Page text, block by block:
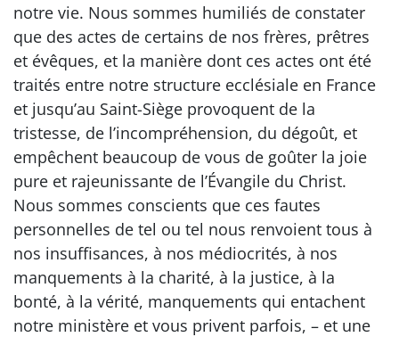
notre vie. Nous sommes humiliés de constater
que des actes de certains de nos frères, prêtres
et évêques, et la manière dont ces actes ont été
traités entre notre structure ecclésiale en France
et jusqu’au Saint-Siège provoquent de la
tristesse, de l’incompréhension, du dégoût, et
empêchent beaucoup de vous de goûter la joie
pure et rajeunissante de l’Évangile du Christ.
Nous sommes conscients que ces fautes
personnelles de tel ou tel nous renvoient tous à
nos insuffisances, à nos médiocrités, à nos
manquements à la charité, à la justice, à la
bonté, à la vérité, manquements qui entachent
notre ministère et vous privent parfois, – et une